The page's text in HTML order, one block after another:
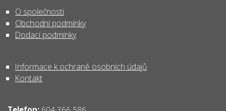
O společnosti
Obchodní podmínky
Dodací podmínky
Informace k ochraně osobních údajů
Kontakt